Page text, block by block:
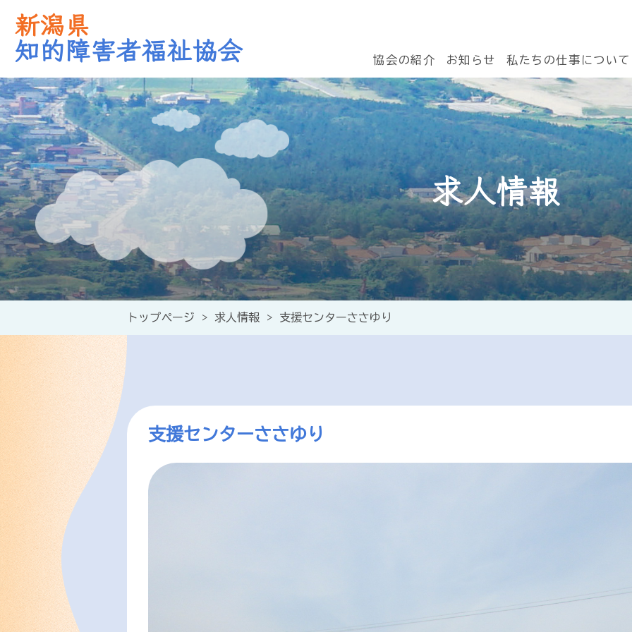
新潟県
知的障害者福祉協会 協会の紹介 お知らせ 私たちの仕事について
求人情報
トップページ > 求人情報 > 支援センターささゆり
支援センターささゆり